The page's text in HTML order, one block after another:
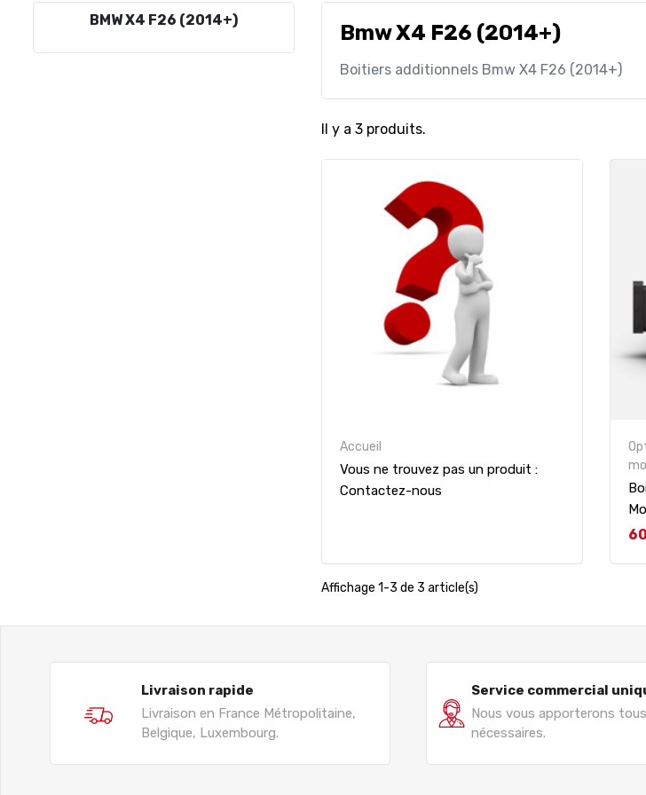
BMW X4 F26 (2014+)
Bmw X4 F26 (2014+)
Boitiers additionnels Bmw X4 F26 (2014+)
Il y a 3 produits.
Accueil
Vous ne trouvez pas un produit :
Contactez-nous
Affichage 1-3 de 3 article(s)
Livraison rapide
Livraison en France Métropolitaine,
Belgique, Luxembourg.
Service commercial
Nous vous apporterons
nécessaires.